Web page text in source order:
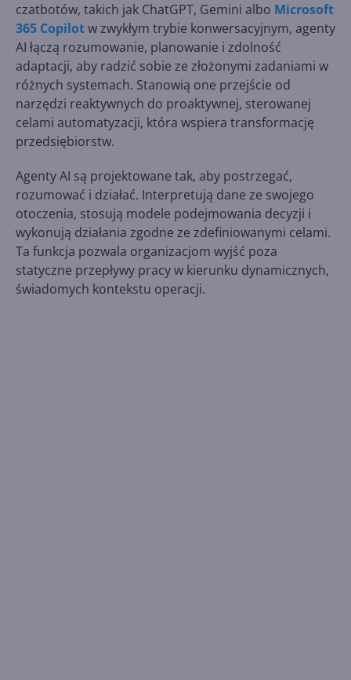
czatbotów, takich jak ChatGPT, Gemini albo Microsoft
365 Copilotw zwykłym trybie konwersacyjnym, agenty
AI łączą rozumowanie, planowanie i zdolność
adaptacji, aby radzić sobie ze złożonymi zadaniami w
różnych systemach. Stanowią one przejście od
narzędzi reaktywnych do proaktywnej, sterowanej
celami automatyzacji, która wspiera transformację
przedsiębiorstw.
Agenty AI są projektowane tak, aby postrzegać,
rozumować i działać. Interpretują dane ze swojego
otoczenia, stosują modele podejmowania decyzji i
wykonują działania zgodne ze zdefiniowanymi celami.
Ta funkcja pozwala organizacjom wyjść poza
statyczne przepływy pracy w kierunku dynamicznych,
świadomych kontekstu operacji.